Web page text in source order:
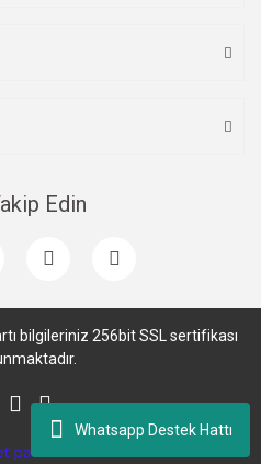
Whatsapp Destek Hattı
Edin
bilgileriniz 256bit SSL sertifikası